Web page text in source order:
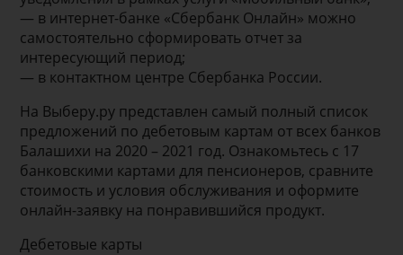
— в интернет-банке «Сбербанк Онлайн» можно
самостоятельно сформировать отчет за
интересующий период;
— в контактном центре Сбербанка России.
На Выберу.ру представлен самый полный список
предложений по дебетовым картам от всех банков
Балашихи на 2020 – 2021 год. Ознакомьтесь с 17
банковскими картами для пенсионеров, сравните
стоимость и условия обслуживания и оформите
онлайн-заявку на понравившийся продукт.
Дебетовые карты